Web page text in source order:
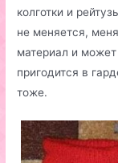
колготки и
не меняется,
материал и
пригодится в
тоже.